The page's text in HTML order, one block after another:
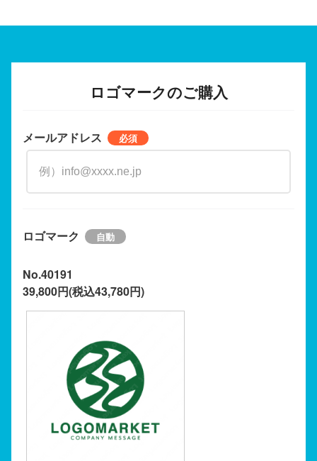
ロゴマークのご購入
メールアドレス
ロゴマーク
No.40191
39,800円(税込43,780円)